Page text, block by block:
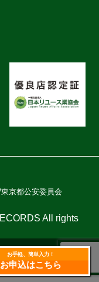
京都公安委員会
All rights
お手軽、簡単入力！
お申込はこちら